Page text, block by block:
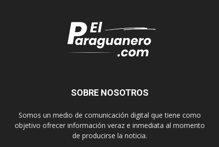
SOBRE NOSOTROS
Somos un medio de comunicación digital que tiene como
objetivo ofrecer información veraz e inmediata al momento
de producirse la noticia.